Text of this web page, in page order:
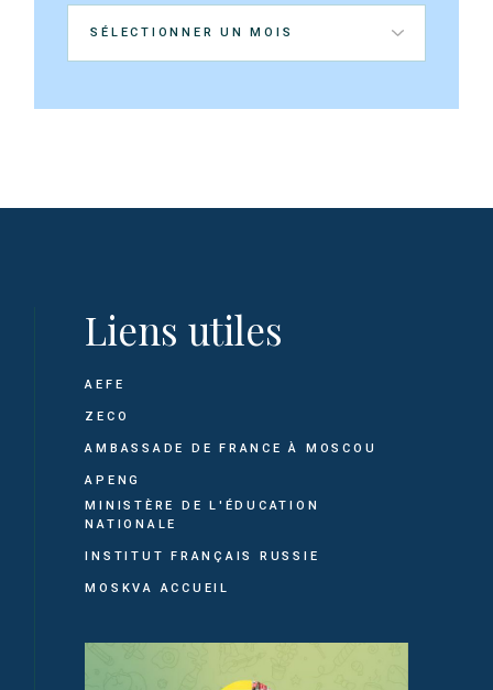
Archives
Liens utiles
AEFE
ZECO
AMBASSADE DE FRANCE À MOSCOU
APENG
MINISTÈRE DE L'ÉDUCATION
NATIONALE
INSTITUT FRANÇAIS RUSSIE
MOSKVA ACCUEIL